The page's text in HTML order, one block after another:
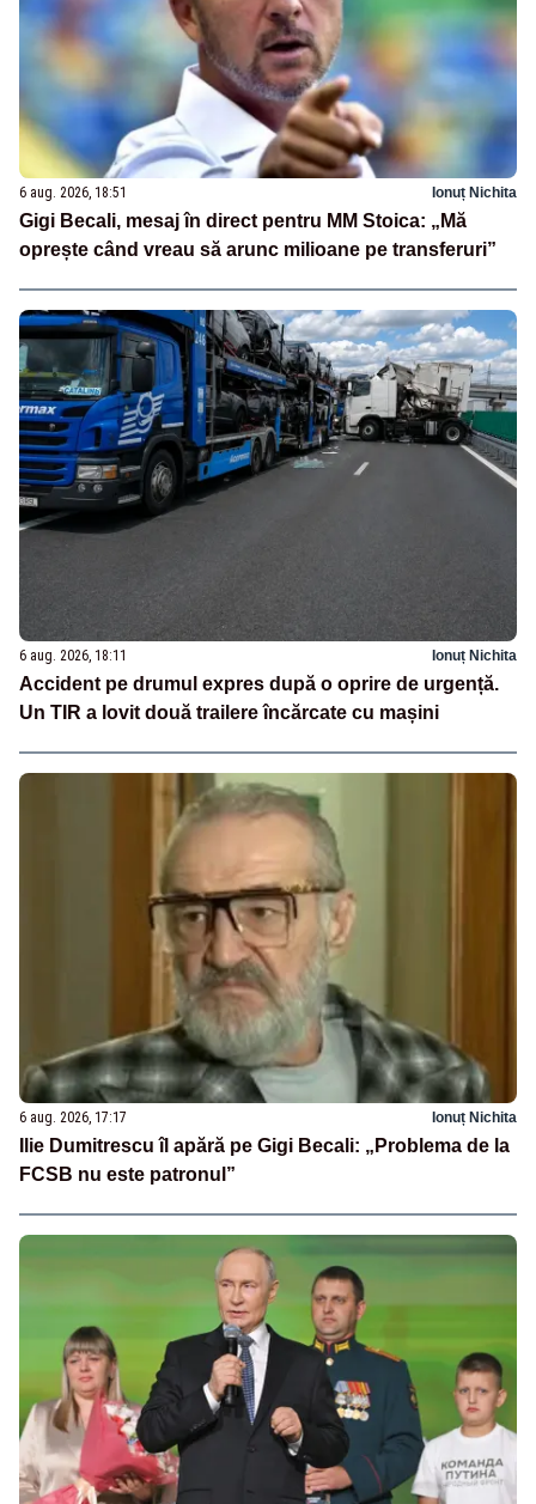
6 aug. 2026, 18:51 Ionuț Nichita
Gigi Becali, mesaj în direct pentru MM Stoica: „Mă
oprește când vreau să arunc milioane pe transferuri”
6 aug. 2026, 18:11 Ionuț Nichita
Accident pe drumul expres după o oprire de urgență.
Un TIR a lovit două trailere încărcate cu mașini
6 aug. 2026, 17:17 Ionuț Nichita
Ilie Dumitrescu îl apără pe Gigi Becali: „Problema de la
FCSB nu este patronul”